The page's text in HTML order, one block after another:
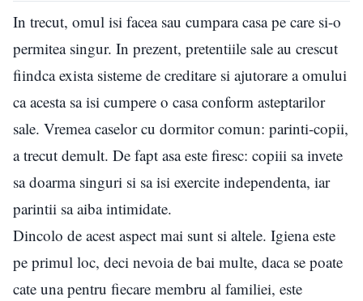
In trecut, omul isi facea sau cumpara casa pe care si-o
permitea singur. In prezent, pretentiile sale au crescut
fiindca exista sisteme de creditare si ajutorare a omului
ca acesta sa isi cumpere o casa conform asteptarilor
sale. Vremea caselor cu dormitor comun: parinti-copii,
a trecut demult. De fapt asa este firesc: copiii sa invete
sa doarma singuri si sa isi exercite independenta, iar
parintii sa aiba intimidate.
Dincolo de acest aspect mai sunt si altele. Igiena este
pe primul loc, deci nevoia de bai multe, daca se poate
cate una pentru fiecare membru al familiei, este